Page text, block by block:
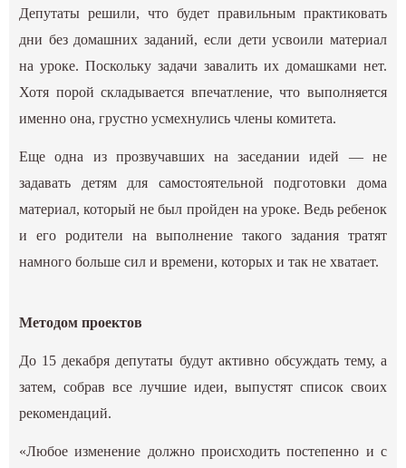
Депутаты решили, что будет правильным практиковать
дни без домашних заданий, если дети усвоили материал
на уроке. Поскольку задачи завалить их домашками нет.
Хотя порой складывается впечатление, что выполняется
именно она, грустно усмехнулись члены комитета.
Еще одна из прозвучавших на заседании идей — не
задавать детям для самостоятельной подготовки дома
материал, который не был пройден на уроке. Ведь ребенок
и его родители на выполнение такого задания тратят
намного больше сил и времени, которых и так не хватает.
Методом проектов
До 15 декабря депутаты будут активно обсуждать тему, а
затем, собрав все лучшие идеи, выпустят список своих
рекомендаций.
«Любое изменение должно происходить постепенно и с